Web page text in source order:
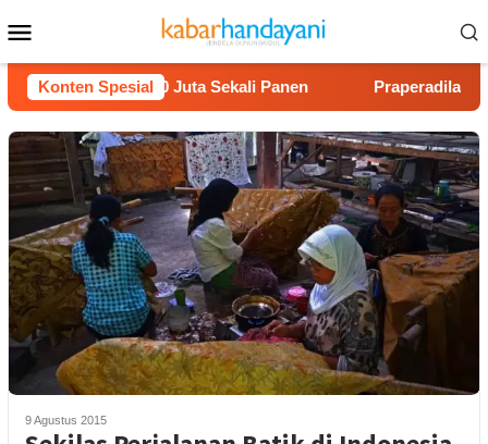
ke
kontenMobile
Konten Spesial
Untung Rp40 Juta Sekali Panen Praperadilan Raudi
9 Agustus 2015